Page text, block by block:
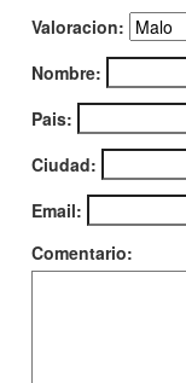
Valoracion:
Nombre:
Pais:
Ciudad:
Email:
Comentario: